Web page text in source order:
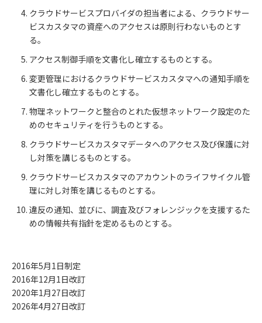
クラウドサービスプロバイダの担当者による、クラウドサー
ビスカスタマの資産へのアクセスは原則行わないものとす
る。
アクセス制御手順を文書化し確立するものとする。
変更管理におけるクラウドサービスカスタマへの通知手順を
文書化し確立するものとする。
物理ネットワークと整合のとれた仮想ネットワーク設定のた
めのセキュリティを行うものとする。
クラウドサービスカスタマデータへのアクセス及び保護に対
し対策を講じるものとする。
クラウドサービスカスタマのアカウントのライフサイクル管
理に対し対策を講じるものとする。
違反の通知、並びに、調査及びフォレンジックを支援するた
めの情報共有指針を定めるものとする。
2016年5月1日制定
2016年12月1日改訂
2020年1月27日改訂
2026年4月27日改訂